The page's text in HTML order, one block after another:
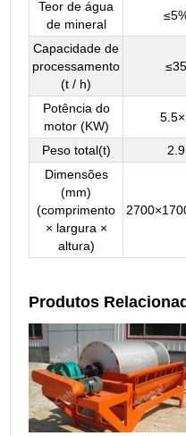
Teor de água
de mineral
Capacidade de
processamento
(t / h)
≤35
Potência do
motor (KW)
Peso total(t) 2.9
Dimensões
(mm)
(comprimento
× largura ×
altura)
Produtos